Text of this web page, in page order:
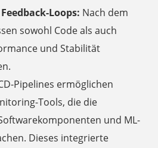
Loops: Nach dem
sowohl Code als auch
und Stabilität
Pipelines ermöglichen
Tools, die die
und ML-
Dieses integrierte